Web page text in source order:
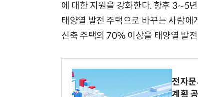
에 대한 지원을 강화한다. 향후 3∼5
태양열 발전 주택으로 바꾸는 사람
신축 주택의 70% 이상을 태양열 발
전자
계획